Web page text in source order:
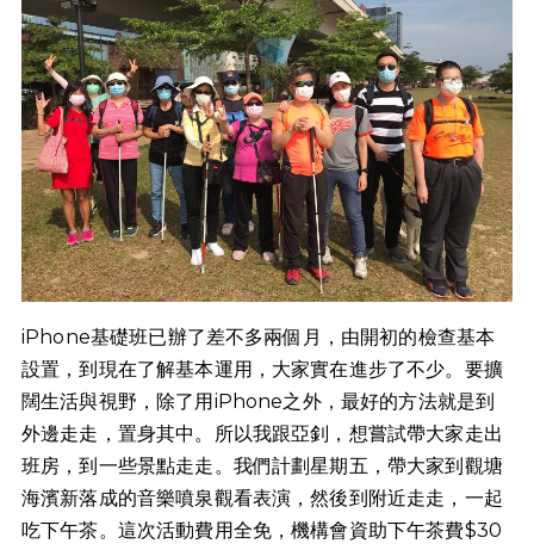
iPhone基礎班已辦了差不多兩個月，由開初的檢查基本
設置，到現在了解基本運用，大家實在進步了不少。要擴
闊生活與視野，除了用iPhone之外，最好的方法就是到
外邊走走，置身其中。所以我跟亞釗，想嘗試帶大家走出
班房，到一些景點走走。我們計劃星期五，帶大家到觀塘
海濱新落成的音樂噴泉觀看表演，然後到附近走走，一起
吃下午茶。這次活動費用全免，機構會資助下午茶費$30